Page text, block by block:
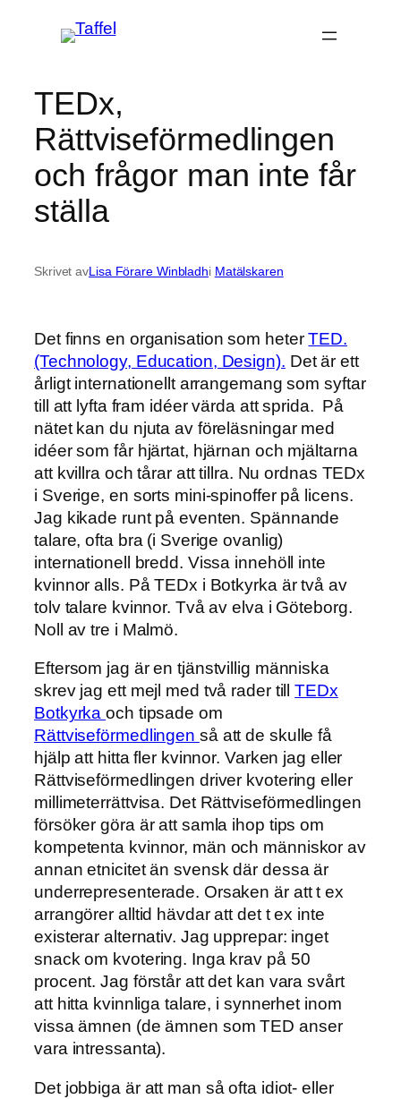
TEDx,
Rättviseförmedlingen
och frågor man inte får
ställa
Skrivet avLisa Förare Winbladhi Matälskaren
Det finns en organisation som heterTED.
(Technology, Education, Design). Det är ett
årligt internationellt arrangemang som syftar
till att lyfta fram idéer värda att sprida. På
nätet kan du njuta av föreläsningar med
idéer som får hjärtat, hjärnan och mjältarna
att kvillra och tårar att tillra. Nu ordnas TEDx
i Sverige, en sorts mini-spinoffer på licens.
Jag kikade runt på eventen. Spännande
talare, ofta bra (i Sverige ovanlig)
internationell bredd. Vissa innehöll inte
kvinnor alls. På TEDx i Botkyrka är två av
tolv talare kvinnor. Två av elva i Göteborg.
Noll av tre i Malmö.
Eftersom jag är en tjänstvillig människa
skrev jag ett mejl med två rader tillTEDx
Botkyrkaoch tipsade om
Rättviseförmedlingen så att de skulle få
hjälp att hitta fler kvinnor. Varken jag eller
Rättviseförmedlingen driver kvotering eller
millimeterrättvisa. Det Rättviseförmedlingen
försöker göra är att samla ihop tips om
kompetenta kvinnor, män och människor av
annan etnicitet än svensk där dessa är
underrepresenterade. Orsaken är att t ex
arrangörer alltid hävdar att det t ex inte
existerar alternativ. Jag upprepar: inget
snack om kvotering. Inga krav på 50
procent. Jag förstår att det kan vara svårt
att hitta kvinnliga talare, i synnerhet inom
vissa ämnen (de ämnen som TED anser
vara intressanta).
Det jobbiga är att man så ofta idiot- eller